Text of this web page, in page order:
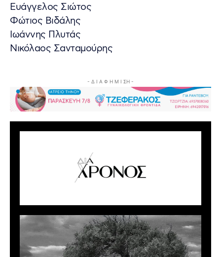
Ευάγγελος Σιώτος
Φώτιος Βιδάλης
Ιωάννης Πλυτάς
Νικόλαος Σανταμούρης
- Δ Ι Α Φ Η Μ Ι ΣΗ -